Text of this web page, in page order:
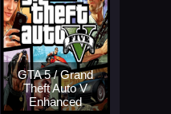
GTA 5 / Grand
Theft Auto V
Enhanced